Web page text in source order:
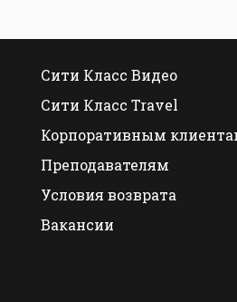
Сити Класс Видео
Сити Класс Travel
Корпоративным
Преподавателям
Условия возврата
Вакансии